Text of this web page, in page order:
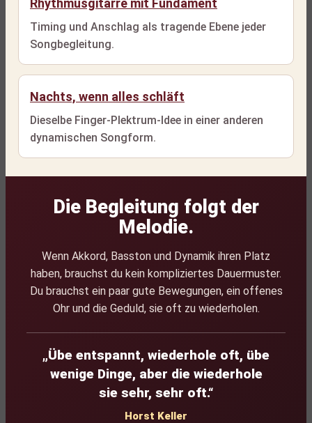
Rhythmusgitarre mit Fundament
Timing und Anschlag als tragende Ebene jeder
Songbegleitung.
Nachts, wenn alles schläft
Dieselbe Finger-Plektrum-Idee in einer anderen
dynamischen Songform.
Die Begleitung folgt der
Melodie.
Wenn Akkord, Basston und Dynamik ihren Platz
haben, brauchst du kein kompliziertes Dauermuster.
Du brauchst ein paar gute Bewegungen, ein offenes
Ohr und die Geduld, sie oft zu wiederholen.
„Übe entspannt, wiederhole oft, übe
wenige Dinge, aber die wiederhole
sie sehr, sehr oft.“
Horst Keller